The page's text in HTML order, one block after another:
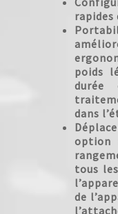
poids
dans
option
tous
de